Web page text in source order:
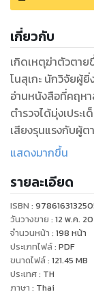
เกี่ยวกับ
เกิดเหตุฆ่าตัวตาย
โนสุเกะ นักวิจัยผู้
อ่านหนังสือที่คฤหา
ตำรวจได้มุ่งเประ
เสียงรุนแรงกับผู้ต
ปากคำเป็นไปอย่า
ศาสตราจารย์ชิดะ
ตายที่คฤหาสน์คุโร
แล้ว!!
แสดงมากขึ้น
รายละเอียด
ISBN :
วันวางขาย : 12 พ.ค.
จำนวนหน้า : 198 หน้า
ประเภทไฟล์: PDF
ขนาดไฟล์: 121.45 MB
ประเทศ: TH
ภาษา : Thai